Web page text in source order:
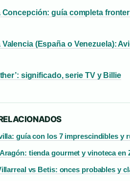
Concepción: guía completa
(España o Venezuela):
significado, serie TV y Billie
guía con los 7 imprescindibles y
tienda gourmet y vinoteca en
vs Betis: onces probables y